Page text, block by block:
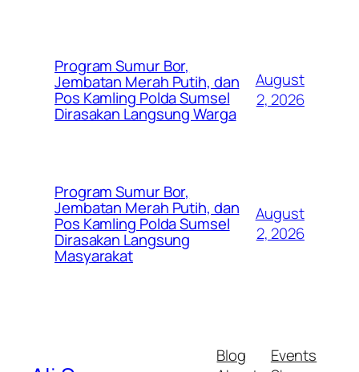
Program Sumur Bor,
Jembatan Merah Putih, dan
Pos Kamling Polda Sumsel
Dirasakan Langsung Warga
August
2, 2026
Program Sumur Bor,
Jembatan Merah Putih, dan
Pos Kamling Polda Sumsel
Dirasakan Langsung
Masyarakat
August
2, 2026
Blog
Events